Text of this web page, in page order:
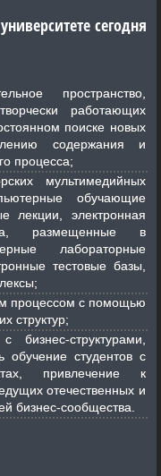
сегодня
пространство,
поиске новых
содержания и
процесса;
мультимедийных
размещенные в
лабораторные
комплексы;
процессом с помощью
структур;
бизнес-структурами,
к
отечественных и
бизнес-сообщества.